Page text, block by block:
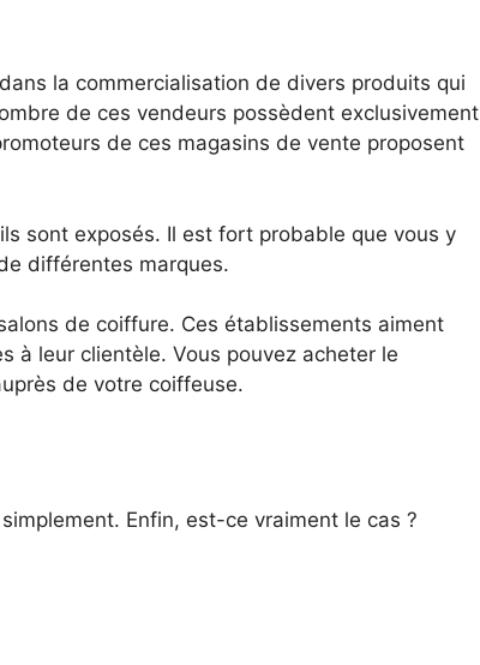
la commercialisation de divers produits qui
de ces vendeurs possèdent exclusivement
de ces magasins de vente proposent
sont exposés. Il est fort probable que vous y
différentes marques.
de coiffure. Ces établissements aiment
à leur clientèle. Vous pouvez acheter le
de votre coiffeuse.
Enfin, est-ce vraiment le cas ?